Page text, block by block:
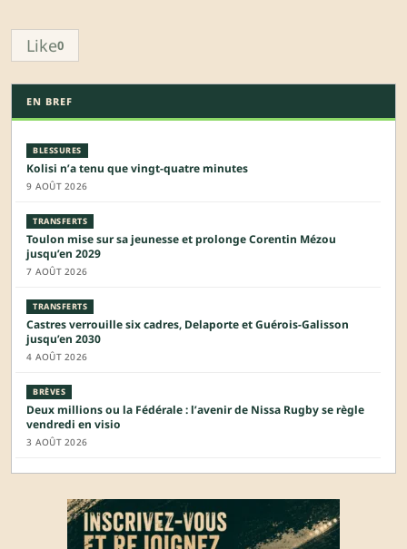
Like0
EN BREF
BLESSURES
Kolisi n’a tenu que vingt-quatre minutes
9 AOÛT 2026
TRANSFERTS
Toulon mise sur sa jeunesse et prolonge Corentin Mézou
jusqu’en 2029
7 AOÛT 2026
TRANSFERTS
Castres verrouille six cadres, Delaporte et Guérois-Galisson
jusqu’en 2030
4 AOÛT 2026
BRÈVES
Deux millions ou la Fédérale : l’avenir de Nissa Rugby se règle
vendredi en visio
3 AOÛT 2026